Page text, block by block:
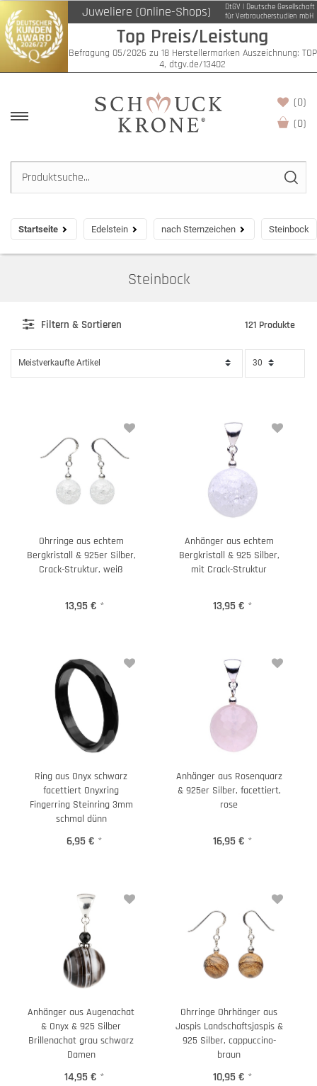
Juweliere (Online-Shops)
DtGV | Deutsche Gesellschaft
für Verbraucherstudien mbH
Top Preis/Leistung
Befragung 05/2026 zu 18 Herstellermarken Auszeichnung: TOP
4, dtgv.de/13402
(0)
(0)
Startseite Edelstein nach Sternzeichen Steinbock
Steinbock
Filtern & Sortieren 121 Produkte
Ohrringe aus echtem
Bergkristall & 925er Silber,
Crack-Struktur, weiß
13,95 € *
Anhänger aus echtem
Bergkristall & 925 Silber,
mit Crack-Struktur
13,95 € *
Ring aus Onyx schwarz
facettiert Onyxring
Fingerring Steinring 3mm
schmal dünn
6,95 € *
Anhänger aus Rosenquarz
& 925er Silber, facettiert,
rose
16,95 € *
Anhänger aus Augenachat
& Onyx & 925 Silber
Brillenachat grau schwarz
Damen
14,95 € *
Ohrringe Ohrhänger aus
Jaspis Landschaftsjaspis &
925 Silber, cappuccino-
braun
10,95 € *
Filter